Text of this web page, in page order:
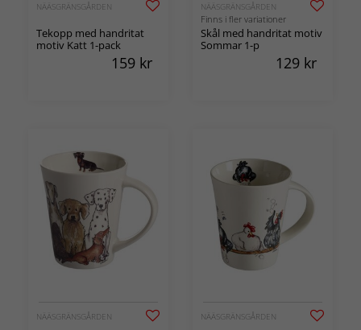
NÄÄSGRÄNSGÅRDEN
Tekopp med handritat
motiv Katt 1-pack
159 kr
NÄÄSGRÄNSGÅRDEN
Finns i fler variationer
Skål med handritat motiv
Sommar 1-p
129 kr
NÄÄSGRÄNSGÅRDEN NÄÄSGRÄNSGÅRDEN